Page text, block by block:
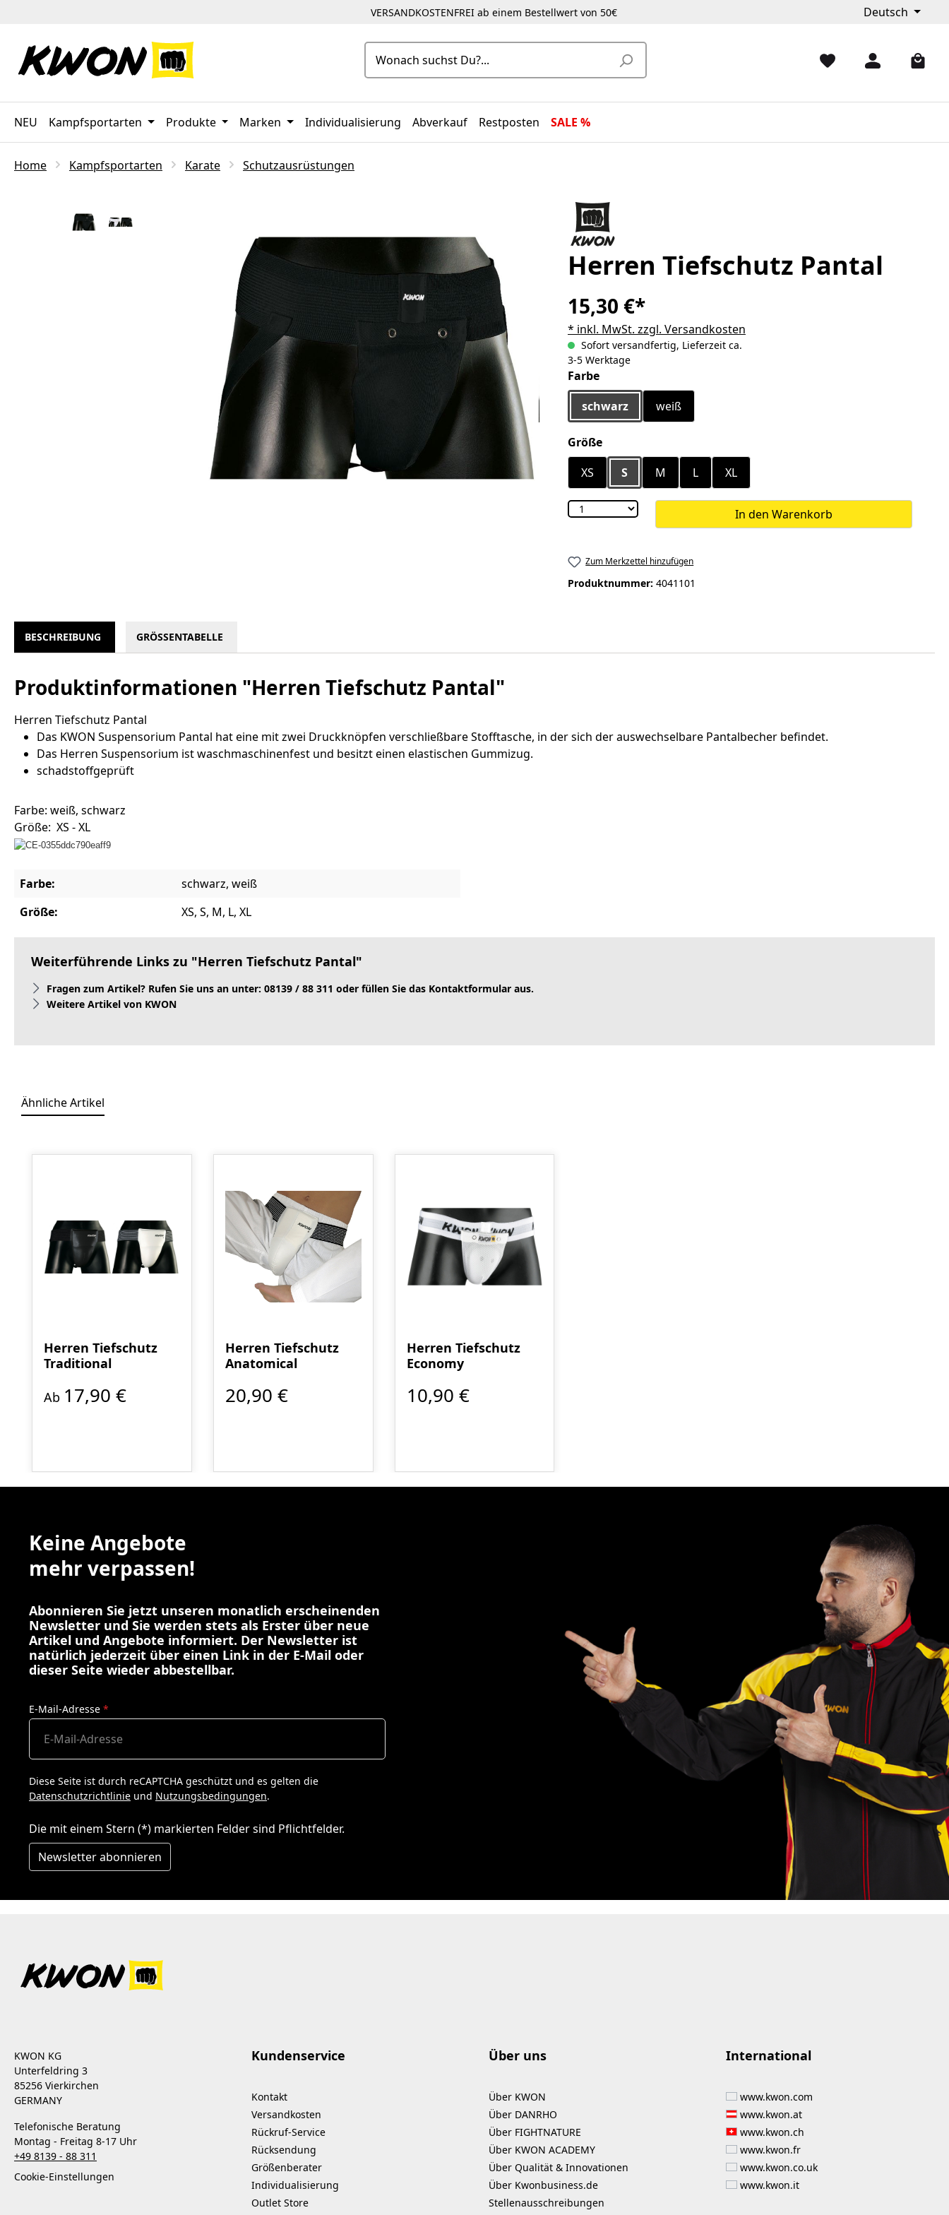
VERSANDKOSTENFREI ab einem Bestellwert von 50€ Deutsch
NEU Kampfsportarten Produkte Marken Individualisierung Abverkauf Restposten SALE %
Home Kampfsportarten Karate Schutzausrüstungen
Herren Tiefschutz Pantal
15,30 €*
* inkl. MwSt. zzgl. Versandkosten
Sofort versandfertig, Lieferzeit ca.
3-5 Werktage
Farbeauswählen
schwarz
weiß
Größeauswählen
XS
S M L XL
In den Warenkorb
Zum Merkzettel hinzufügen
Produktnummer: 4041101
BESCHREIBUNG GRÖSSENTABELLE
Produktinformationen "Herren Tiefschutz Pantal"
Herren Tiefschutz Pantal
Das KWON Suspensorium Pantal hat eine mit zwei Druckknöpfen verschließbare Stofftasche, in der sich der auswechselbare Pantalbecher befindet.
Das Herren Suspensorium ist waschmaschinenfest und besitzt einen elastischen Gummizug.
schadstoffgeprüft
Farbe: weiß, schwarz
Größe: XS - XL
Farbe:
schwarz, weiß
Größe:
XS, S, M, L, XL
Weiterführende Links zu "Herren Tiefschutz Pantal"
Fragen zum Artikel? Rufen Sie uns an unter: 08139 / 88 311 oder füllen Sie das Kontaktformular aus.
Weitere Artikel von KWON
Ähnliche Artikel
Herren Tiefschutz
Traditional
Ab 17,90 €
Herren Tiefschutz
Anatomical
20,90 €
Herren Tiefschutz
Economy
10,90 €
Keine Angebote
mehr verpassen!
Abonnieren Sie jetzt unseren monatlich erscheinenden
Newsletter und Sie werden stets als Erster über neue
Artikel und Angebote informiert. Der Newsletter ist
natürlich jederzeit über einen Link in der E-Mail oder
dieser Seite wieder abbestellbar.
E-Mail-Adresse *
Diese Seite ist durch reCAPTCHA geschützt und es gelten die
Datenschutzrichtlinie und Nutzungsbedingungen.
Die mit einem Stern (*) markierten Felder sind Pflichtfelder.
Newsletter abonnieren
KWON KG
Unterfeldring 3
85256 Vierkirchen
GERMANY
Telefonische Beratung
Montag - Freitag 8-17 Uhr
+49 8139 - 88 311
Cookie-Einstellungen
Kundenservice
Kontakt
Versandkosten
Rückruf-Service
Rücksendung
Größenberater
Individualisierung
Outlet Store
Über uns
Über KWON
Über DANRHO
Über FIGHTNATURE
Über KWON ACADEMY
Über Qualität & Innovationen
Über Kwonbusiness.de
Stellenausschreibungen
International
www.kwon.com
www.kwon.at
www.kwon.ch
www.kwon.fr
www.kwon.co.uk
www.kwon.it